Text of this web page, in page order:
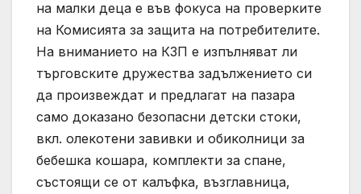
на малки деца е във фокуса на проверките
на Комисията за защита на потребителите.
На вниманието на КЗП е изпълняват ли
търговските дружества задължението си
да произвеждат и предлагат на пазара
само доказано безопасни детски стоки,
вкл. олекотени завивки и обиколници за
бебешка кошара, комплекти за спане,
състоящи се от калъфка, възглавница,